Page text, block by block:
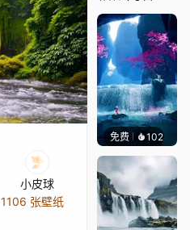
小皮球
1106 张壁纸
免费 102